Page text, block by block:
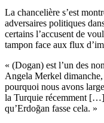
La chancelière s’est
adversaires politiques
certains l’accusent de
tampon face aux flux
« (Dogan) est l’un des
Angela Merkel
pourquoi nous avons
la Turquie récemment
qu’Erdoğan fasse cela. »